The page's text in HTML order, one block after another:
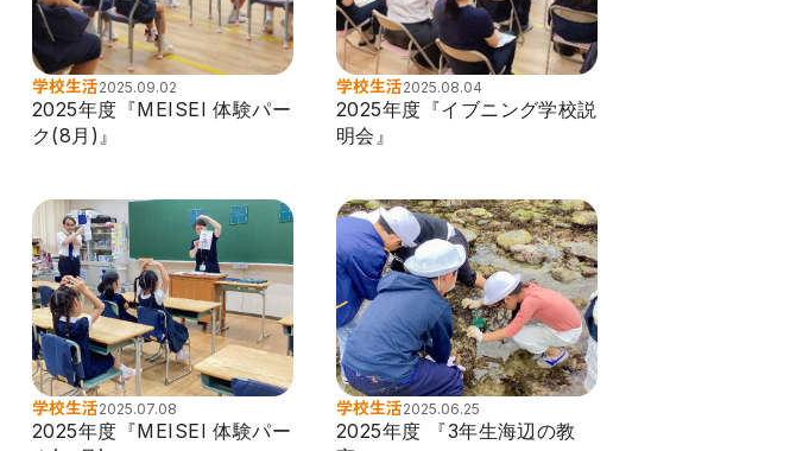
学校生活2025.09.02
2025年度『MEISEI 体験パー
ク(8月)』
学校生活2025.08.04
2025年度『イブニング学校説
明会』
学校生活2025.07.08
2025年度『MEISEI 体験パー
学校生活2025.06.25
2025年度 『3年生海辺の教